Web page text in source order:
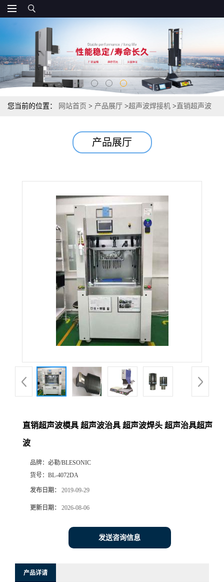
您当前的位置： 网站首页 > 产品展厅 >超声波焊接机 > 直销超声波
产品展厅
直销超声波模具 超声波治具 超声波焊头 超声治具超声
波
品牌： 必勒/BLESONIC
货号： BL-4072DA
发布日期： 2019-09-29
更新日期： 2026-08-06
发送咨询信息
产品详请